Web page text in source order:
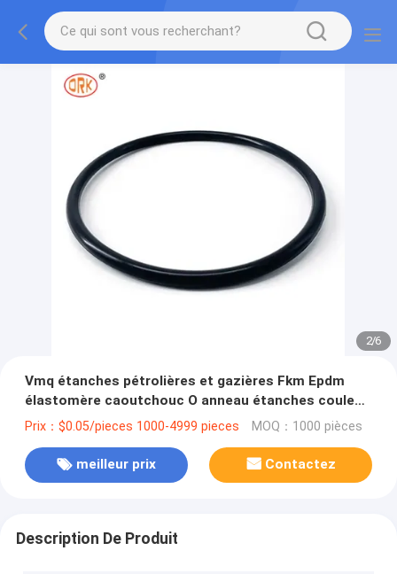
2/6
Vmq étanches pétrolières et gazières Fkm Epdm
élastomère caoutchouc O anneau étanches couleur
sur mesure
Prix：$0.05/pieces 1000-4999 pieces MOQ：1000 pièces
meilleur prix Contactez
Description De Produit